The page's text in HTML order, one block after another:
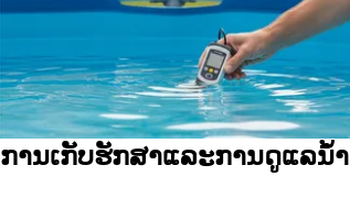
ການເກັບຮັກສາແລະການດູແລນໍ້າ